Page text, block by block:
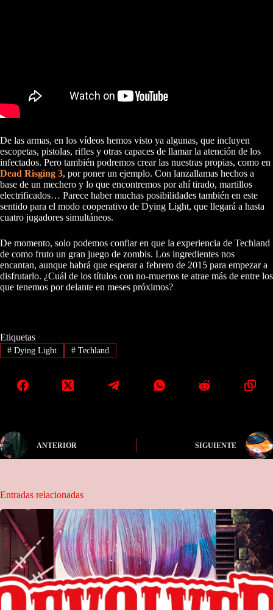
De las armas, en los vídeos hemos visto ya algunas, que incluyen
escopetas, pistolas, rifles y otras capaces de llamar la atención de los
infectados. Pero también podremos crear las nuestras propias, como en
Dead Risging 3, por poner un ejemplo. Con lanzallamas hechos a
base de un mechero y lo que encontremos por ahí tirado, martillos
electrificados… Parece haber muchas posibilidades también en este
sentido para el modo cooperativo de Dying Light, que llegará a hasta
cuatro jugadores simultáneos.
De momento, solo podemos confiar en que la experiencia de Techland
de como fruto un gran juego de zombis. Los ingredientes nos
encantan, aunque habrá que esperar a febrero de 2015 para empezar a
disfrutarlo. ¿Cuál de los títulos con no-muertos te atrae más de entre los
que tenemos por delante en meses próximos?
Etiquetas
#Dying Light #Techland
ANTERIOR SIGUIENTE
Entradas relacionadas